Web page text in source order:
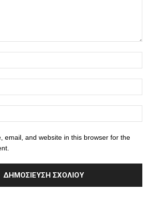
email, and website in this browser for the